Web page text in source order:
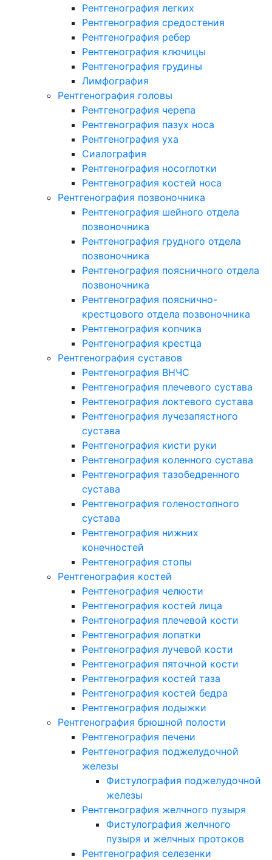
Рентгенография легких
Рентгенография средостения
Рентгенография ребер
Рентгенография ключицы
Рентгенография грудины
Лимфография
Рентгенография головы
Рентгенография черепа
Рентгенография пазух носа
Рентгенография уха
Сиалография
Рентгенография носоглотки
Рентгенография костей носа
Рентгенография позвоночника
Рентгенография шейного отдела
позвоночника
Рентгенография грудного отдела
позвоночника
Рентгенография поясничного отдела
позвоночника
Рентгенография пояснично-
крестцового отдела позвоночника
Рентгенография копчика
Рентгенография крестца
Рентгенография суставов
Рентгенография ВНЧС
Рентгенография плечевого сустава
Рентгенография локтевого сустава
Рентгенография лучезапястного
сустава
Рентгенография кисти руки
Рентгенография коленного сустава
Рентгенография тазобедренного
сустава
Рентгенография голеностопного
сустава
Рентгенография нижних
конечностей
Рентгенография стопы
Рентгенография костей
Рентгенография челюсти
Рентгенография костей лица
Рентгенография плечевой кости
Рентгенография лопатки
Рентгенография лучевой кости
Рентгенография пяточной кости
Рентгенография костей таза
Рентгенография костей бедра
Рентгенография лодыжки
Рентгенография брюшной полости
Рентгенография печени
Рентгенография поджелудочной
железы
Фистулография поджелудочной
железы
Рентгенография желчного пузыря
Фистулография желчного
пузыря и желчных протоков
Рентгенография селезенки